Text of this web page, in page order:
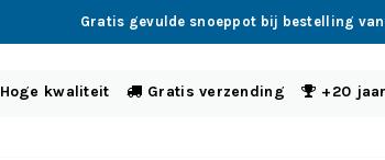
Gratis gevulde snoeppot bij bestelling
Hoge kwaliteit Gratis verzending +20